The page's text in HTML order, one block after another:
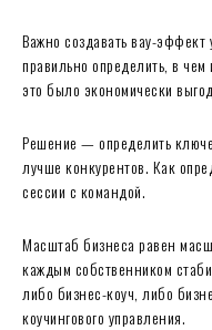
Важно создавать вау-эффект
правильно определить, в
это было экономически
Решение — определить
лучше конкурентов. Как
сессии с командой.
Масштаб бизнеса равен
каждым собственником
либо бизнес-коуч, либо
коучингового управления.